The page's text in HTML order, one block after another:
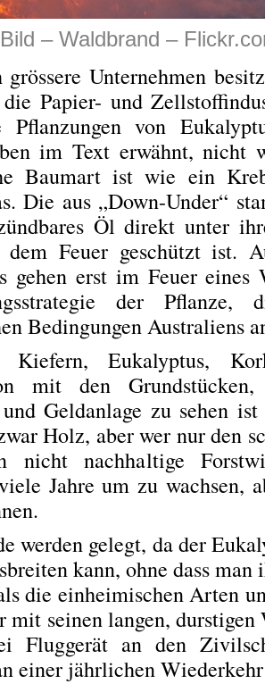
Bild – Waldbrand –
Unternehmen
Papier- und
Pflanzungen von
im Text erwähnt, nicht
Baumart ist wie ein
Die aus „Down-Under“
Öl direkt unter
dem Feuer geschützt ist.
gehen erst im Feuer
der
Bedingungen Australiens
Eukalyptus,
mit den
Geldanlage zu sehen
Holz, aber wer nur den
nicht nachhaltige
Jahre um zu wachsen,
werden gelegt, da der
kann, ohne dass
die einheimischen Arten
mit seinen langen,
Fluggerät an den
einer jährlichen